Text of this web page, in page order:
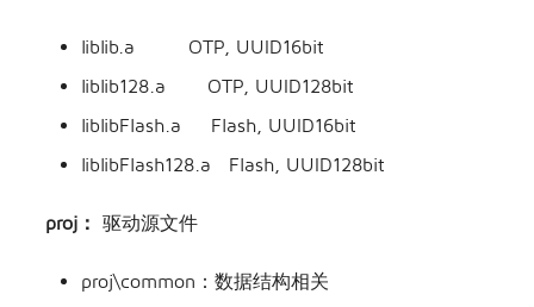
liblib.a OTP, UUID16bit
liblib128.a OTP, UUID128bit
liblibFlash.a Flash, UUID16bit
liblibFlash128.a Flash, UUID128bit
proj： 驱动源文件
proj\common：数据结构相关